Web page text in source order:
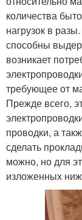
количества
нагрузок в
способны
возникает
требующее от
Прежде всего,
проводки, а
сделать
можно, но для
изложенных